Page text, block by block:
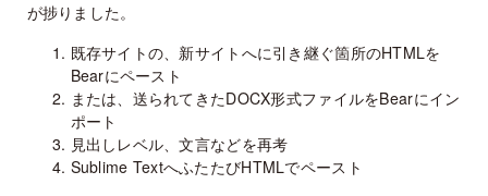
が捗りました。
既存サイトの、新サイトへに引き継ぐ箇所のHTMLを
Bearにペースト
または、送られてきたDOCX形式ファイルをBearにイン
ポート
見出しレベル、文言などを再考
Sublime TextへふたたびHTMLでペースト